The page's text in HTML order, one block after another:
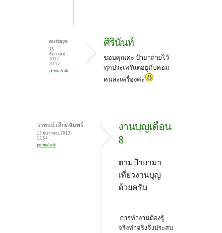
auttaya
15
ธันวาคม,
2012 -
20:12
permalink
ศิรินันท์
ขอบคุณค่ะ ป้ายาถ่ายไว้
ทุกประเพร๊แต่อยู่กับคอม
คนละเครื่องค่ะ
วรพจน์ เอียดจันทร์
15 ธันวาคม, 2012 -
12:34
permalink
งานบุญเดือน
8
ตามป้ายามา
เที่ยวงานบุญ
ด้วยครับ
การทำงานต้องรู้
จริงทำจริงจึงประสบ